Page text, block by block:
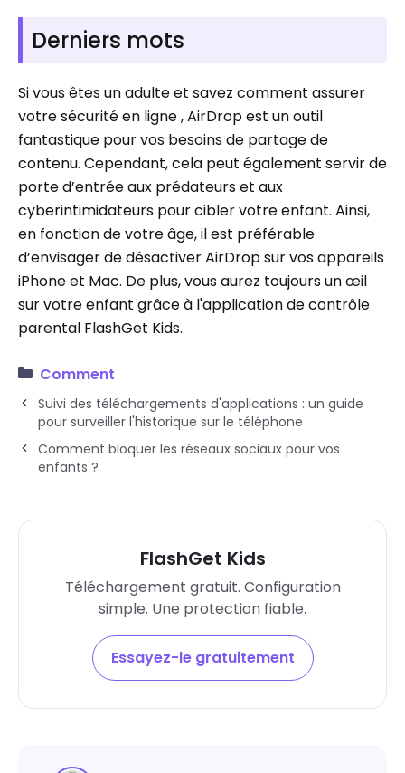
Derniers mots
Si vous êtes un adulte et savez comment assurer
votre sécurité en ligne , AirDrop est un outil
fantastique pour vos besoins de partage de
contenu. Cependant, cela peut également servir de
porte d’entrée aux prédateurs et aux
cyberintimidateurs pour cibler votre enfant. Ainsi,
en fonction de votre âge, il est préférable
d’envisager de désactiver AirDrop sur vos appareils
iPhone et Mac. De plus, vous aurez toujours un œil
sur votre enfant grâce à l'application de contrôle
parental FlashGet Kids.
Comment
Suivi des téléchargements d'applications : un guide
pour surveiller l'historique sur le téléphone
Comment bloquer les réseaux sociaux pour vos
enfants ?
FlashGet Kids
Téléchargement gratuit. Configuration
simple. Une protection fiable.
Essayez-le gratuitement